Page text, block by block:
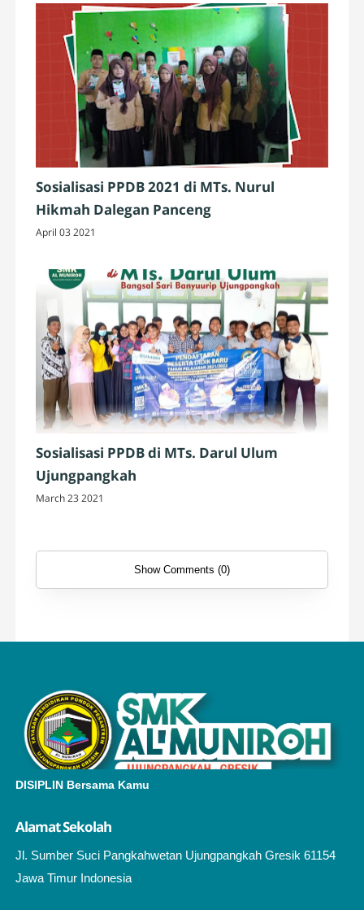
Sosialisasi PPDB 2021 di MTs. Nurul
Hikmah Dalegan Panceng
April 03 2021
Sosialisasi PPDB di MTs. Darul Ulum
Ujungpangkah
March 23 2021
Show Comments (0)
DISIPLIN Bersama Kamu
Alamat Sekolah
Jl. Sumber Suci Pangkahwetan Ujungpangkah Gresik 61154
Jawa Timur Indonesia